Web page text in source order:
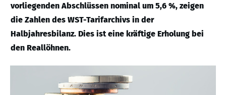
vorliegenden Abschlüssen nominal um 5,6 %, zeigen
die Zahlen des WST-Tarifarchivs in der
Halbjahresbilanz. Dies ist eine kräftige Erholung bei
den Reallöhnen.